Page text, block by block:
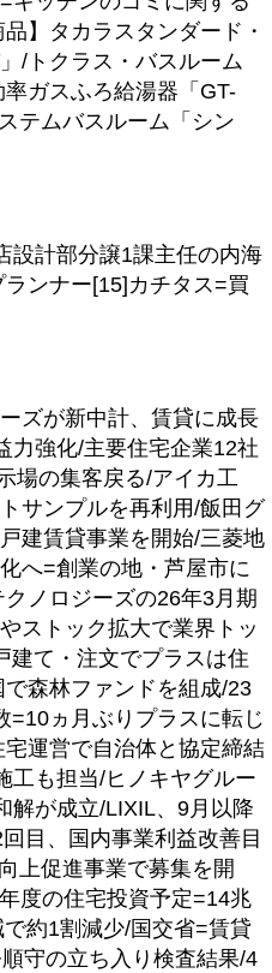
】タカラスタンダード・
/トクラス・バスルーム
率ガスふろ給湯器「GT-
テムバスルーム「シン
設計部分譲1課主任の内海
ンナー[15]カチタス=買
ズが新中計、賃貸に成長
力強化/主要住宅企業12社
場の集客戻る/アイカ工
サンプルを再利用/飯田グ
建賃貸事業を開始/三菱地
へ=創業の地・芦屋市に
ノロジーズの26年3月期
ストック拡大で業界トッ
建て・注文でプラスは住
森林ファンドを組成/23
=10ヵ月ぶりプラスに転じ
運営で自治体と協定締結
工も担当/ヒノキヤグルー
解が成立/LIXIL、9月以降
目、国内事業利益改善目
上促進事業で募集を開
度の住宅投資予定=14兆
約1割減少/国交省=賃貸
守の立ち入り検査結果/4